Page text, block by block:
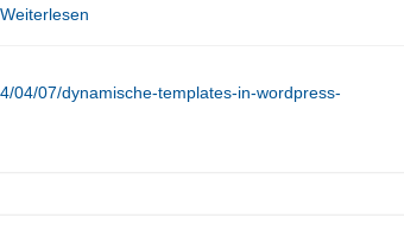
04/07/dynamische-templates-in-wordpress-